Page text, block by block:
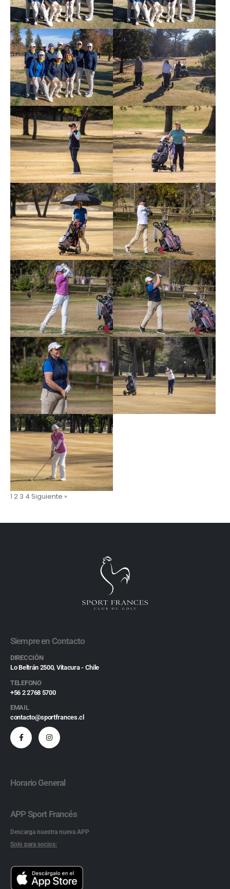
1 2 3 4 Siguiente »
Siempre en Contacto
DIRECCIÓN
Lo Beltrán 2500, Vitacura - Chile
TELEFONO
+56 2 2768 5700
EMAIL
contacto@sportfrances.cl
Horario General
APP Sport Francés
Descarga nuestra nueva APP
Solo para socios: